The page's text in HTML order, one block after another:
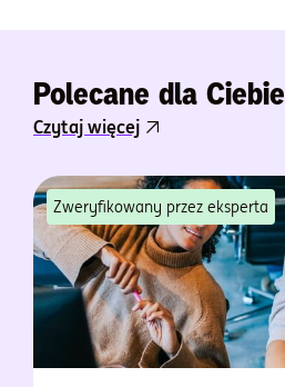
Polecane dla Ciebie
Czytaj więcej
Zweryfikowany przez eksperta